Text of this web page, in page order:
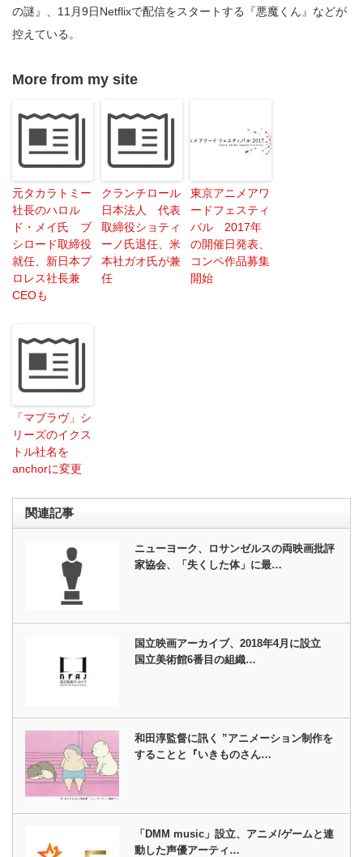
の謎』、11月9日Netflixで配信をスタートする『悪魔くん』などが
控えている。
More from my site
元タカラトミー
社長のハロル
ド・メイ氏 ブ
シロード取締役
就任、新日本プ
ロレス社長兼
CEOも
クランチロール
日本法人 代表
取締役ショティ
ーノ氏退任、米
本社ガオ氏が兼
任
東京アニメアワ
ードフェスティ
バル 2017年
の開催日発表、
コンペ作品募集
開始
「マブラヴ」シ
リーズのイクス
トル社名を
anchorに変更
関連記事
ニューヨーク、ロサンゼルスの両映画批評
家協会、「失くした体」に最…
国立映画アーカイブ、2018年4月に設立
国立美術館6番目の組織…
和田淳監督に訊く ”アニメーション制作を
することと『いきものさん…
「DMM music」設立、アニメ/ゲームと連
動した声優アーティ…